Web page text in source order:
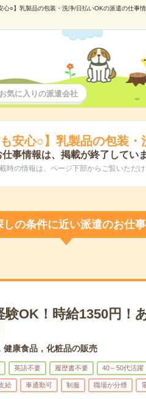
心○】乳製品の包装・洗浄/日払いOKの派遣の仕
お気に入りの派遣会社
も安心○】乳製品の包装
事情報は、掲載が終了していま
時の情報は、ページ下部からご覧いただけ
しの条件に近い派遣のお仕事
験OK！時給1350円！
健康食品，化粧品の販売
英語不要 履歴書不要 40～50代活躍
給 車通勤可 制服 職場が分煙